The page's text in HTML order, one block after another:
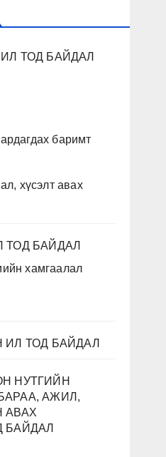
ТОД БАЙДАЛ
баримт
хүсэлт авах
БАЙДАЛ
хамгаалал
ИЛ ТОД БАЙДАЛ
НУТГИЙН
АЖИЛ,
АВАХ
БАЙДАЛ